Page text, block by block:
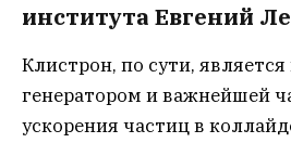
института Евгений
Клистрон, по сути,
генератором и важнейшей
ускорения частиц в